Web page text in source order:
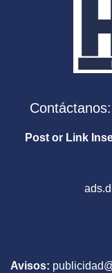
Post or Link
Avisos: